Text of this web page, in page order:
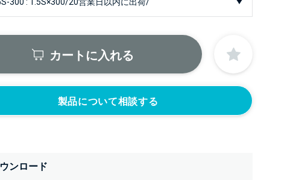
カートに入れる
製品について相談する
ンロード